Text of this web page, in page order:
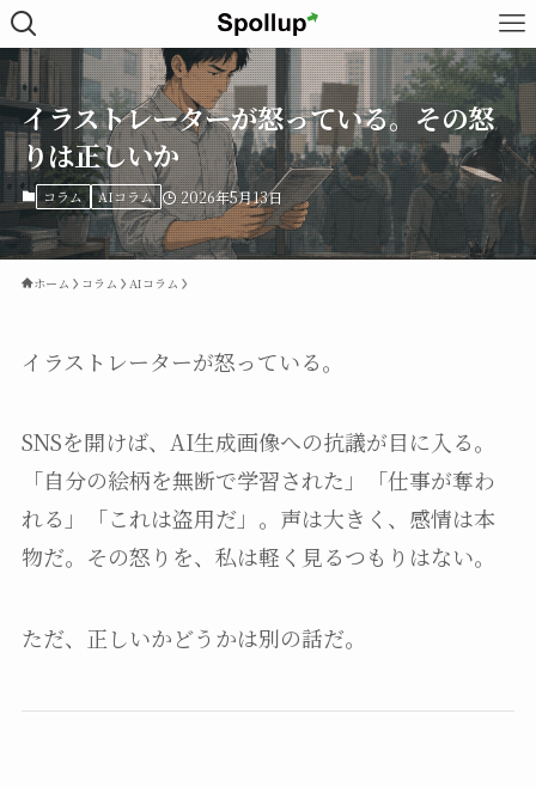
イラストレーターが怒っている。その怒
りは正しいか
コラム AIコラム 2026年5月13日
ホーム コラム AIコラム
イラストレーターが怒っている。
SNSを開けば、AI生成画像への抗議が目に入る。
「自分の絵柄を無断で学習された」「仕事が奪わ
れる」「これは盗用だ」。声は大きく、感情は本
物だ。その怒りを、私は軽く見るつもりはない。
ただ、正しいかどうかは別の話だ。